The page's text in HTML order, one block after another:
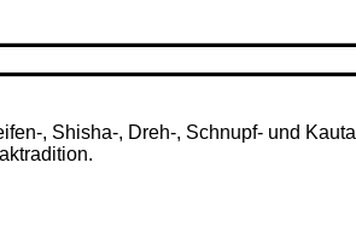
, Shisha-, Dreh-, Schnupf- und